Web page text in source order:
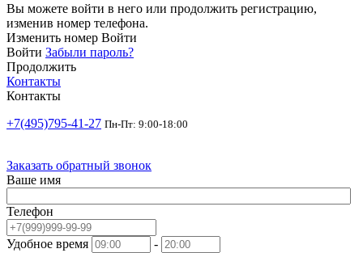
Вы можете войти в него или продолжить регистрацию,
изменив номер телефона.
Изменить номер Войти
Войти Забыли пароль?
Продолжить
Контакты
Контакты
+7(495)795-41-27 Пн-Пт: 9:00-18:00
Заказать обратный звонок
Ваше имя
Телефон
Удобное время
-